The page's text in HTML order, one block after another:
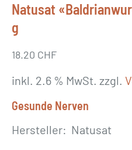
Natusat
g
18.20 CHF
inkl. 2.6 % MwSt. zzgl.
Gesunde Nerven
Hersteller: Natusat